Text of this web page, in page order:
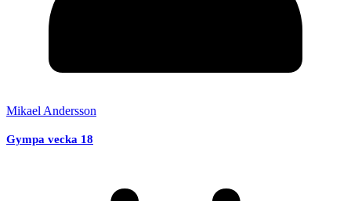
Mikael Andersson
Gympa vecka 18